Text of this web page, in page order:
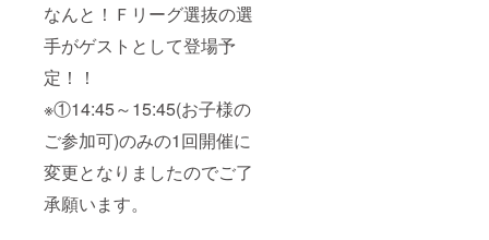
なんと！Ｆリーグ選抜の選
手がゲストとして登場予
定！！
※①14:45～15:45(お子様の
ご参加可)のみの1回開催に
変更となりましたのでご了
承願います。